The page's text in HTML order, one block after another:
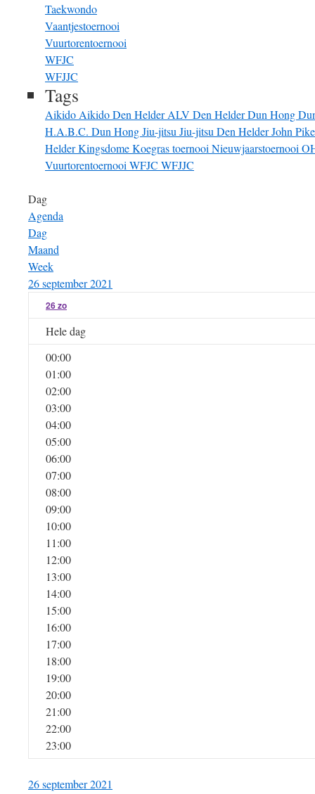
Taekwondo
Vaantjestoernooi
Vuurtorentoernooi
WFJC
WFJJC
Tags
Aikido Aikido Den HelderALV Den HelderDun Hong
H.A.B.C. Dun HongJiu-jitsu Jiu-jitsu Den HelderJohn
HelderKingsdomeKoegras toernooi Nieuwjaarstoernooi
Vuurtorentoernooi WFJC WFJJC
Dag
Agenda
Dag
Maand
Week
26 september 2021
26zo
Hele dag
00:00
01:00
02:00
03:00
04:00
05:00
06:00
07:00
08:00
09:00
10:00
11:00
12:00
13:00
14:00
15:00
16:00
17:00
18:00
19:00
20:00
21:00
22:00
23:00
26 september 2021